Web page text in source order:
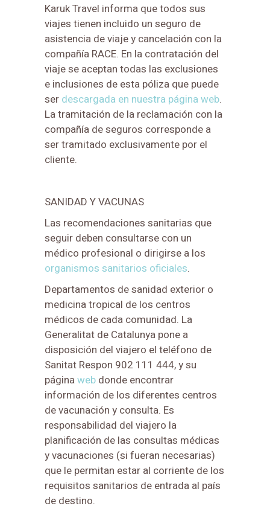
Karuk Travel informa que todos sus
viajes tienen incluido un seguro de
asistencia de viaje y cancelación con la
compañía RACE. En la contratación del
viaje se aceptan todas las exclusiones
e inclusiones de esta póliza que puede
ser descargada en nuestra página web.
La tramitación de la reclamación con la
compañía de seguros corresponde a
ser tramitado exclusivamente por el
cliente.
SANIDAD Y VACUNAS
Las recomendaciones sanitarias que
seguir deben consultarse con un
médico profesional o dirigirse a los
organismos sanitarios oficiales.
Departamentos de sanidad exterior o
medicina tropical de los centros
médicos de cada comunidad. La
Generalitat de Catalunya pone a
disposición del viajero el teléfono de
Sanitat Respon 902 111 444, y su
páginaweb donde encontrar
información de los diferentes centros
de vacunación y consulta. Es
responsabilidad del viajero la
planificación de las consultas médicas
y vacunaciones (si fueran necesarias)
que le permitan estar al corriente de los
requisitos sanitarios de entrada al país
de destino.